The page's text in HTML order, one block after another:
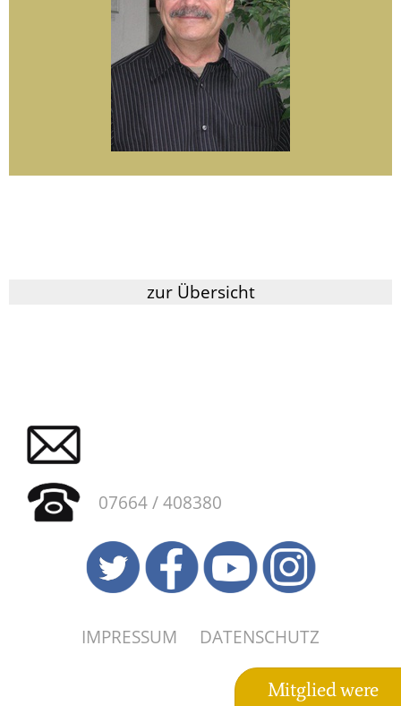
Mitglied were
zur Übersicht
07664 / 408380
IMPRESSUM DATENSCHUTZ